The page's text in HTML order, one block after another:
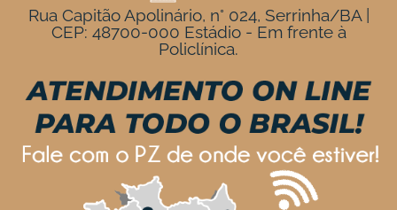
Rua Capitão Apolinário, n° 024, Serrinha/BA |
CEP: 48700-000 Estádio - Em frente à
Policlínica.